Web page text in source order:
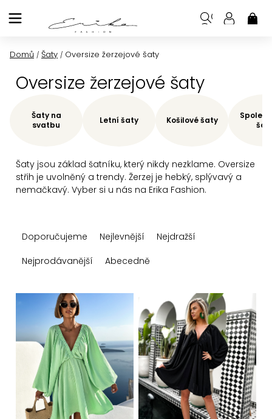
na
Domů / Šaty / Oversize žerzejové šaty
Oversize žerzejové šaty
Šaty jsou základ šatníku, který nikdy nezklame. Oversize
střih je uvolněný a trendy. Žerzej je hebký, splývavý a
nemačkavý. Vyber si u nás na Erika Fashion.
Šaty na
svatbu
Letní šaty Košilové šaty
a
n
í
p
Doporučujeme Nejlevnější
Nejdražší
Nejprodávanější
Abecedně
V
ý
p